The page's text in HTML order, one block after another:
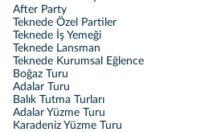
After Party
Teknede Özel Partiler
Teknede İş Yemeği
Teknede Lansman
Teknede Kurumsal Eğlence
Boğaz Turu
Adalar Turu
Balık Tutma Turları
Adalar Yüzme Turu
Karadeniz Yüzme Turu